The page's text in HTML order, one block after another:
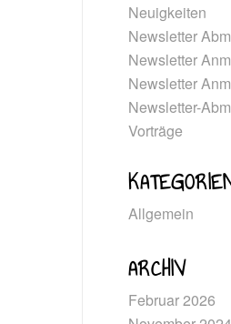
Neuigkeiten
Newsletter
Newsletter
Newsletter
Newsletter-
Vorträge
Allgemein
ARCHIV
Februar 2026